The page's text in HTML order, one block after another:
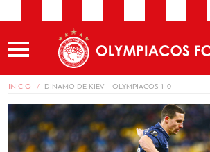
INICIO DINAMO DE KIEV – OLYMPIACÓS 1-0